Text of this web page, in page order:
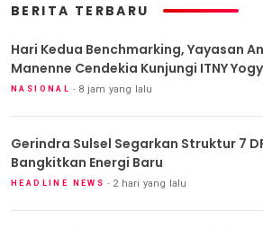
BERITA TERBARU
Hari Kedua Benchmarking, Yayasan
Manenne Cendekia Kunjungi ITNY
NASIONAL 8 jam yang lalu
Gerindra Sulsel Segarkan Struktur 7
Bangkitkan Energi Baru
HEADLINE NEWS 2 hari yang lalu